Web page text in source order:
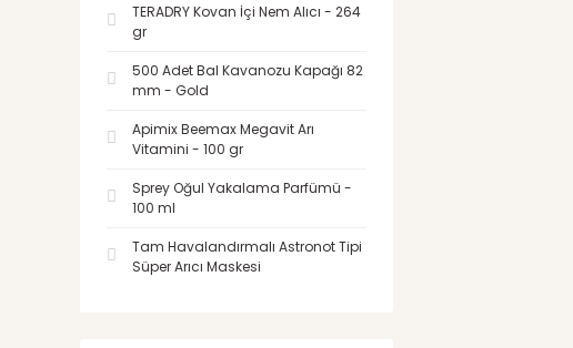
TERADRY Kovan İçi Nem Alıcı - 264
gr
500 Adet Bal Kavanozu Kapağı 82
mm - Gold
Apimix Beemax Megavit Arı
Vitamini - 100 gr
Sprey Oğul Yakalama Parfümü -
100 ml
Tam Havalandırmalı Astronot Tipi
Süper Arıcı Maskesi